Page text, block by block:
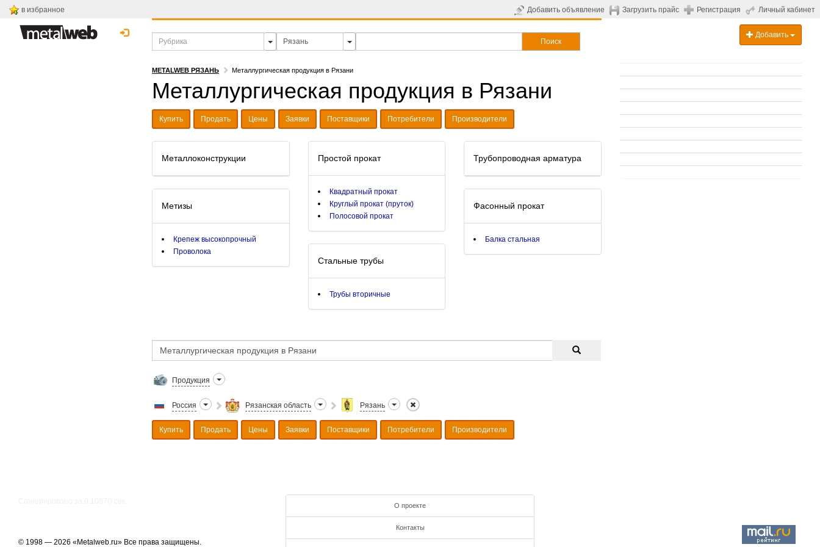
в избранное Добавить объявление Загрузить прайс Регистрация Личный кабинет
Поиск
Добавить
METALWEB РЯЗАНЬ Металлургическая продукция в Рязани
Металлургическая продукция в Рязани
Купить Продать Цены Заявки Поставщики Потребители Производители
Металлоконструкции
Метизы
Крепеж высокопрочный
Проволока
Простой прокат
Квадратный прокат
Круглый прокат (пруток)
Полосовой прокат
Стальные трубы
Трубы вторичные
Трубопроводная арматура
Фасонный прокат
Балка стальная
Продукция
Россия Рязанская область Рязань
Купить Продать Цены Заявки Поставщики Потребители Производители
© 1998 — 2026 «Metalweb.ru» Все права защищены.
О проекте
Контакты